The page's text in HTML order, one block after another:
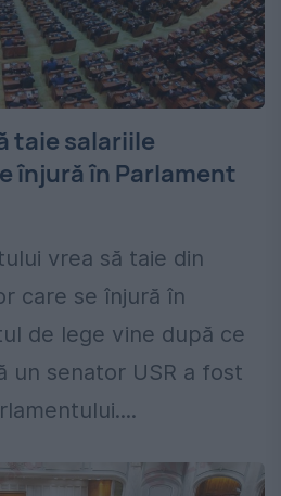
taie salariile
înjură în Parlament
vrea să taie din
care se înjură în
de lege vine după ce
un senator USR a fost